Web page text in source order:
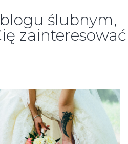
ślubnym,
zainteresować